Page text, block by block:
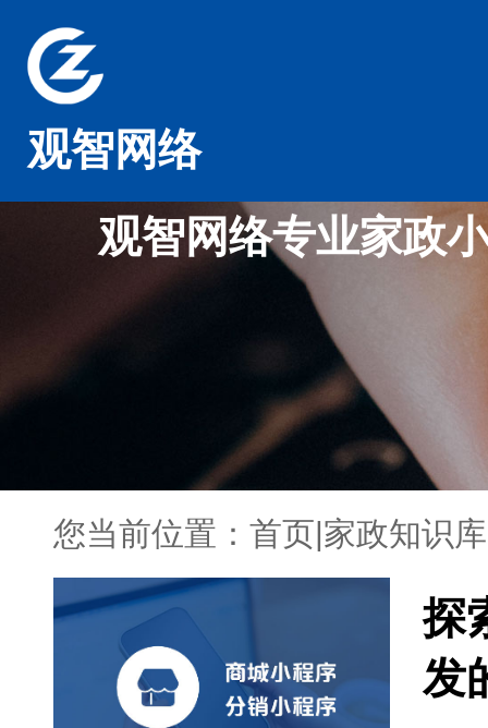
观智网络
观智网络专业家政
您当前位置： 首页|家政知识库
探
发